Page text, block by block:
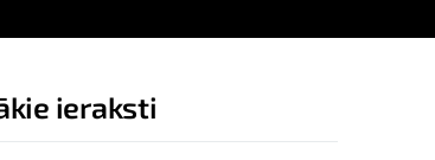
ieraksti